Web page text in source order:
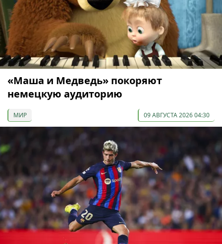
«Маша и Медведь» покоряют
немецкую аудиторию
МИР 09 АВГУСТА 2026 04:30